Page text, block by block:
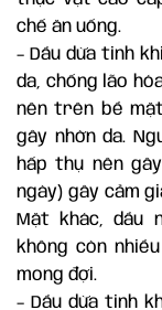
chế ăn uống.
– Dầu dừa tinh
da, chống lão
nên trên bề
gây nhờn da.
hấp thụ nên
ngày) gây cảm
Mặt khác, dầu
không còn
mong đợi.
– Dầu dừa tinh